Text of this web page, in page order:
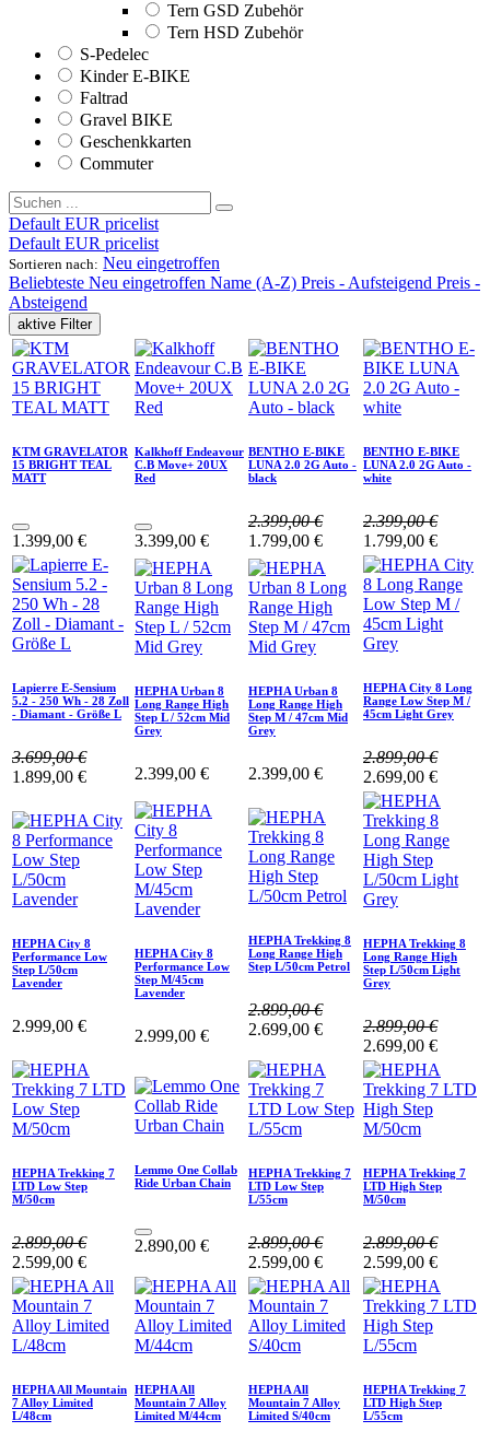
Tern GSD Zubehör
Tern HSD Zubehör
S-Pedelec
Kinder E-BIKE
Faltrad
Gravel BIKE
Geschenkkarten
Commuter
Default EUR pricelist
Default EUR pricelist
Sortieren nach: Neu eingetroffen
Beliebteste Neu eingetroffen Name (A-Z) Preis - Aufsteigend Preis -
Absteigend
aktive Filter
KTM GRAVELATOR
15 BRIGHT TEAL
MATT
1.399,00 €
Kalkhoff Endeavour
C.B Move+ 20UX
Red
3.399,00 €
BENTHO E-BIKE
LUNA 2.0 2G Auto -
black
2.399,00€
1.799,00 €
BENTHO E-BIKE
LUNA 2.0 2G Auto -
white
2.399,00€
1.799,00 €
Lapierre E-Sensium
5.2 - 250 Wh - 28 Zoll
- Diamant - Größe L
3.699,00€
1.899,00 €
HEPHA Urban 8
Long Range High
Step L / 52cm Mid
Grey
2.399,00 €
HEPHA Urban 8
Long Range High
Step M / 47cm Mid
Grey
2.399,00 €
HEPHA City 8 Long
Range Low Step M /
45cm Light Grey
2.899,00€
2.699,00 €
HEPHA City 8
Performance Low
Step L/50cm
Lavender
2.999,00 €
HEPHA City 8
Performance Low
Step M/45cm
Lavender
2.999,00 €
HEPHA Trekking 8
Long Range High
Step L/50cm Petrol
2.899,00€
2.699,00 €
HEPHA Trekking 8
Long Range High
Step L/50cm Light
Grey
2.899,00€
2.699,00 €
HEPHA Trekking 7
LTD Low Step
M/50cm
2.899,00€
2.599,00 €
Lemmo One Collab
Ride Urban Chain
2.890,00 €
HEPHA Trekking 7
LTD Low Step
L/55cm
2.899,00€
2.599,00 €
HEPHA Trekking 7
LTD High Step
M/50cm
2.899,00€
2.599,00 €
HEPHA All Mountain
7 Alloy Limited
L/48cm
HEPHA All
Mountain 7 Alloy
Limited M/44cm
HEPHA All
Mountain 7 Alloy
Limited S/40cm
HEPHA Trekking 7
LTD High Step
L/55cm